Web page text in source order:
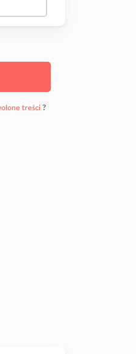
treści?